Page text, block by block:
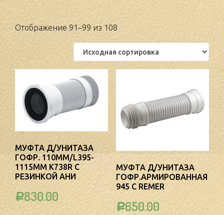
Отображение 91–99 из 108
МУФТА Д/УНИТАЗА
ГОФР. 110ММ/L395-
1115ММ K738R С
РЕЗИНКОЙ АНИ
Р830.00
МУФТА Д/УНИТАЗА
ГОФР.АРМИРОВАННАЯ
945 C REMER
Р650.00